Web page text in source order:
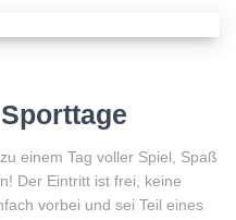
einem Tag voller Spiel, Spaß
Der Eintritt ist frei, keine
vorbei und sei Teil eines